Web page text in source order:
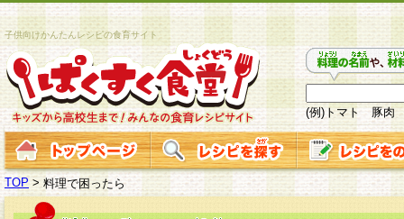
子供向けかんたんレシピの食育サイト
(例)トマト 豚肉
TOP >料理で困ったら